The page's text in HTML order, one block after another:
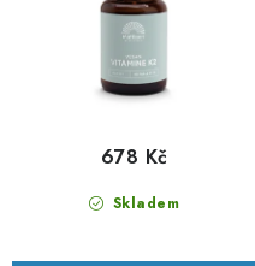
Skladem
678 Kč